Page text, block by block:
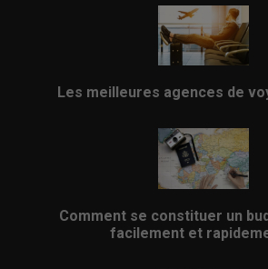
Les meilleures agences de
Comment se constituer un
facilement et